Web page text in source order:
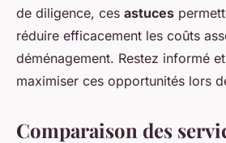
de diligence, ces astuces
réduire efficacement les coûts
déménagement. Restez informé
maximiser ces opportunités lors
Comparaison des